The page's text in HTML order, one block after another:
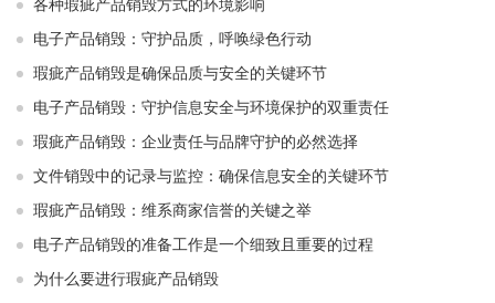
各种瑕疵产品销毁方式的环境影响
电子产品销毁：守护品质，呼唤绿色行动
瑕疵产品销毁是确保品质与安全的关键环节
电子产品销毁：守护信息安全与环境保护的双重责任
瑕疵产品销毁：企业责任与品牌守护的必然选择
文件销毁中的记录与监控：确保信息安全的关键环节
瑕疵产品销毁：维系商家信誉的关键之举
电子产品销毁的准备工作是一个细致且重要的过程
为什么要进行瑕疵产品销毁